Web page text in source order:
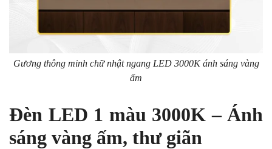
Gương thông minh chữ nhật ngang LED 3000K ánh sáng vàng
ấm
Đèn LED 1 màu 3000K – Ánh
sáng vàng ấm, thư giãn